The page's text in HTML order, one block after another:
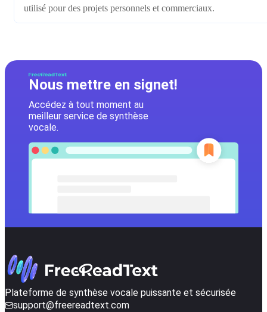
utilisé pour des projets personnels et commerciaux.
Nous mettre en signet!
Accédez à tout moment au
meilleur service de synthèse
vocale.
Plateforme de synthèse vocale puissante et sécurisée
support@freereadtext.com